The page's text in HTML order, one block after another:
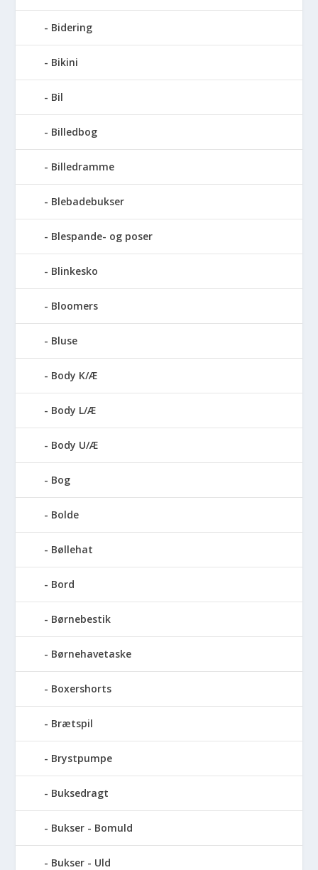
Bidering
Bikini
Bil
Billedbog
Billedramme
Blebadebukser
Blespande- og poser
Blinkesko
Bloomers
Bluse
Body K/Æ
Body L/Æ
Body U/Æ
Bog
Bolde
Bøllehat
Bord
Børnebestik
Børnehavetaske
Boxershorts
Brætspil
Brystpumpe
Buksedragt
Bukser - Bomuld
Bukser - Uld